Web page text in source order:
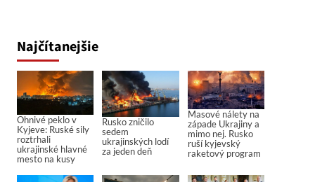
Najčítanejšie
Ohnivé peklo v
Kyjeve: Ruské sily
roztrhali
ukrajinské hlavné
mesto na kusy
Rusko zničilo
sedem
ukrajinských lodí
za jeden deň
Masové nálety na
západe Ukrajiny a
mimo nej. Rusko
ruší kyjevský
raketový program